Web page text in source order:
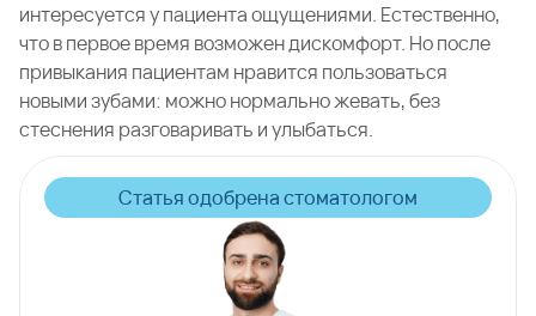
интересуется у пациента ощущениями. Естественно,
что в первое время возможен дискомфорт. Но после
привыкания пациентам нравится пользоваться
новыми зубами: можно нормально жевать, без
стеснения разговаривать и улыбаться.
Статья одобрена стоматологом